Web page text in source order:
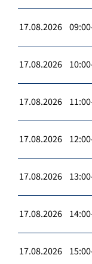
17.08.2026
17.08.2026
17.08.2026
17.08.2026
17.08.2026
17.08.2026
17.08.2026